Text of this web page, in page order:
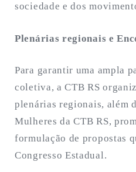
sociedade e dos
Plenárias regionais e
Para garantir uma ampla
coletiva, a CTB RS
plenárias regionais, além
Mulheres da CTB RS,
formulação de propostas
Congresso Estadual.